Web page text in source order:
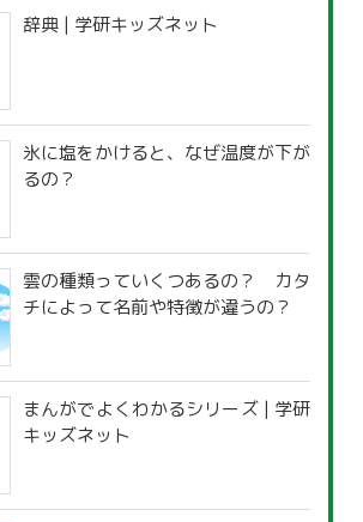
辞典 | 学研キッズネット
氷に塩をかけると、なぜ温度が下が
るの？
雲の種類っていくつあるの？ カタ
チによって名前や特徴が違うの？
まんがでよくわかるシリーズ | 学研
キッズネット